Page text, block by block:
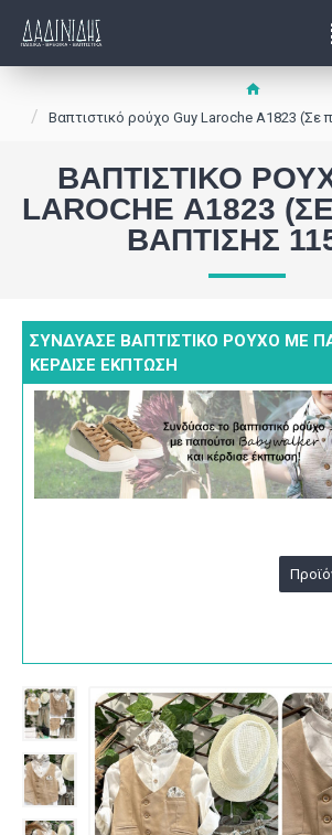
Βαπτιστικό ρούχο Guy Laroche Α1823 (Σε
ΒΑΠΤΙΣΤΙΚΌ
LAROCHE Α1823
ΒΆΠΤΙΣΗΣ
ΣΥΝΔΎΑΣΕ ΒΑΠΤΙΣΤΙΚΌ ΡΟΎΧΟ ΜΕ
ΚΈΡΔΙΣΕ ΈΚΠΤΩΣΗ